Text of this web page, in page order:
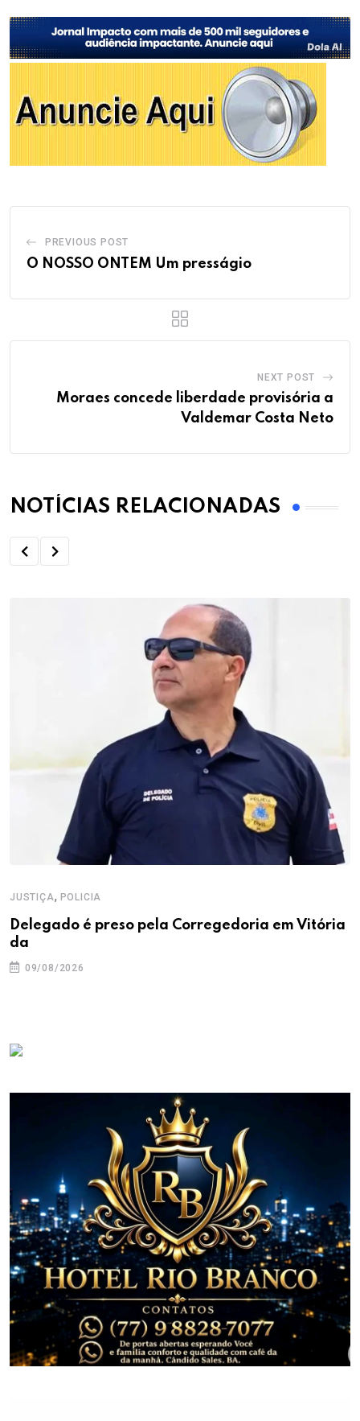
PREVIOUS POST
O NOSSO ONTEM Um presságio
NEXT POST
Moraes concede liberdade provisória a
Valdemar Costa Neto
NOTÍCIAS RELACIONADAS
JUSTIÇA, POLICIA
Delegado é preso pela Corregedoria em Vitória
da
09/08/2026